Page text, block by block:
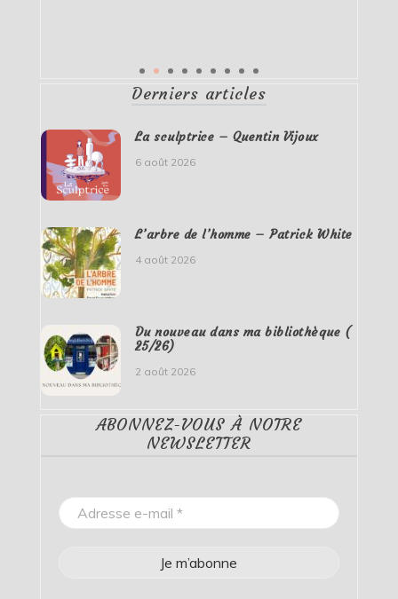
Derniers articles
La sculptrice – Quentin Vijoux
6 août 2026
L’arbre de l’homme – Patrick White
4 août 2026
Du nouveau dans ma bibliothèque (
25/26)
2 août 2026
ABONNEZ-VOUS À NOTRE
NEWSLETTER